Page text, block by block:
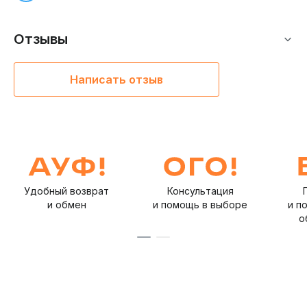
освещенности, которые отслеживают, сколько времени
Отзывы
Написать отзыв
Удобный возврат
и обмен
Консультация
и помощь в выборе
и